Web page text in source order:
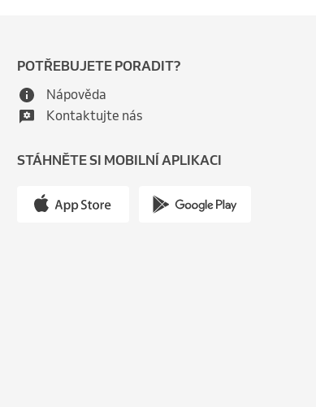
POTŘEBUJETE PORADIT?
Nápověda
Kontaktujte nás
STÁHNĚTE SI MOBILNÍ APLIKACI